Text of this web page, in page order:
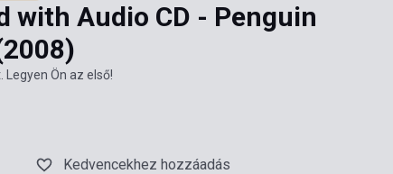
with Audio CD - Penguin
Ön az első!
Kedvencekhez hozzáadás